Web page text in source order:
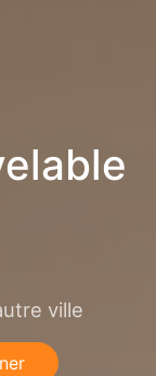
ville